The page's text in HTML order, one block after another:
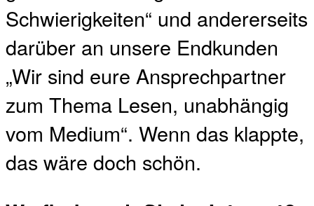
Schwierigkeiten“ und andererseits
darüber an unsere Endkunden
„Wir sind eure Ansprechpartner
zum Thema Lesen, unabhängig
vom Medium“. Wenn das klappte,
das wäre doch schön.